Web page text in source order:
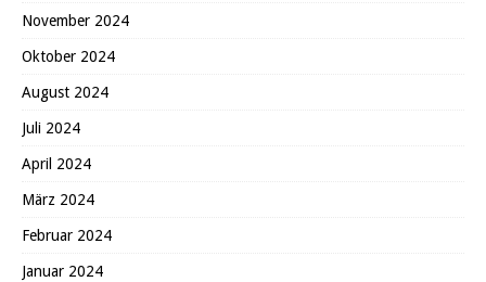
November 2024
Oktober 2024
August 2024
Juli 2024
April 2024
März 2024
Februar 2024
Januar 2024